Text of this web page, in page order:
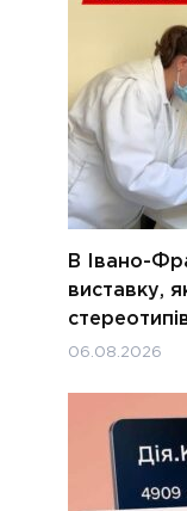
В Івано-
виставку,
06.08.2026